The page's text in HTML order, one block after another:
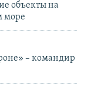
объекты на
море
– командир